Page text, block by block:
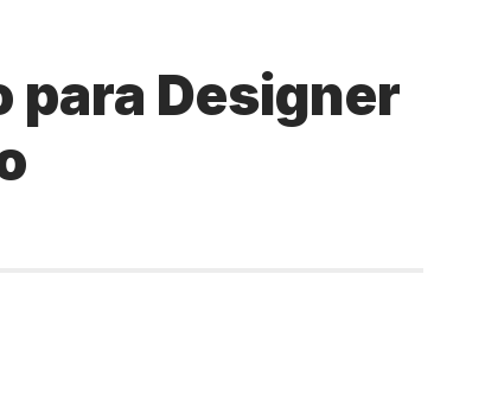
para Designer